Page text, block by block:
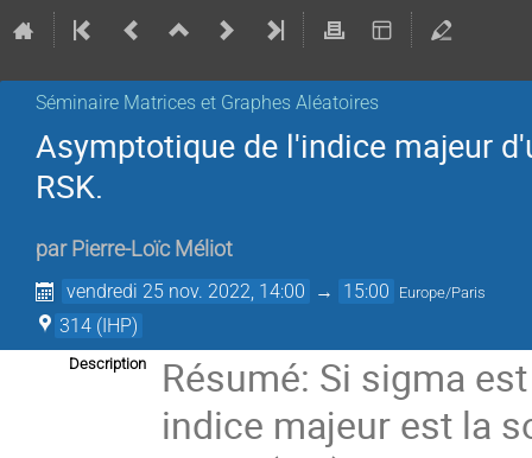
Séminaire Matrices et Graphes Aléatoires
Asymptotique de l'indice majeur
RSK.
par Pierre-Loïc Méliot
vendredi 25 nov. 2022, 14:00 → 15:00 Europe/Paris
314 (IHP)
Description
Résumé: Si sigma
indice majeur est la